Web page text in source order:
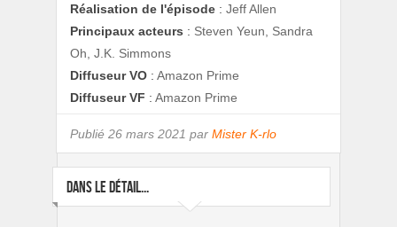
Réalisation de l'épisode : Jeff Allen
Principaux acteurs : Steven Yeun, Sandra
Oh, J.K. Simmons
Diffuseur VO : Amazon Prime
Diffuseur VF : Amazon Prime
Publié 26 mars 2021 par Mister K-rlo
DANS LE DÉTAIL...